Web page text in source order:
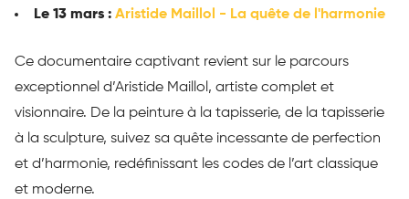
Le 13 mars : Aristide Maillol - La quête de l'harmonie
Ce documentaire captivant revient sur le parcours
exceptionnel d’Aristide Maillol, artiste complet et
visionnaire. De la peinture à la tapisserie, de la tapisserie
à la sculpture, suivez sa quête incessante de perfection
et d’harmonie, redéfinissant les codes de l’art classique
et moderne.